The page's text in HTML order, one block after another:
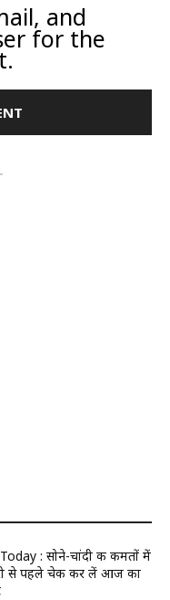
and
for the
: सोने-चांदी की कीमतों में
से पहले चेक कर लें आज का